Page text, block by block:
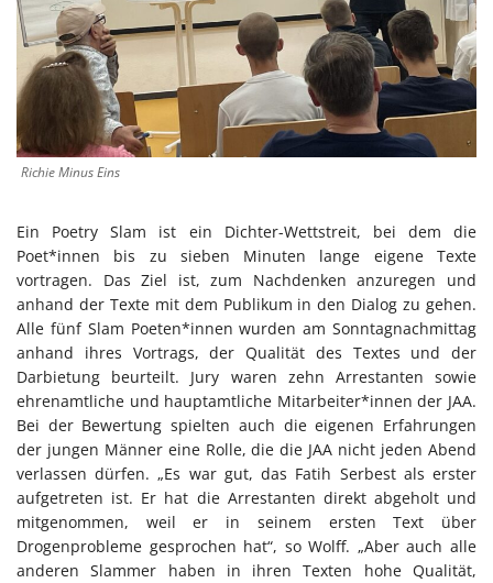
Richie Minus Eins
Ein Poetry Slam ist ein Dichter-Wettstreit, bei dem die
Poet*innen bis zu sieben Minuten lange eigene Texte
vortragen. Das Ziel ist, zum Nachdenken anzuregen und
anhand der Texte mit dem Publikum in den Dialog zu gehen.
Alle fünf Slam Poeten*innen wurden am Sonntagnachmittag
anhand ihres Vortrags, der Qualität des Textes und der
Darbietung beurteilt. Jury waren zehn Arrestanten sowie
ehrenamtliche und hauptamtliche Mitarbeiter*innen der JAA.
Bei der Bewertung spielten auch die eigenen Erfahrungen
der jungen Männer eine Rolle, die die JAA nicht jeden Abend
verlassen dürfen. „Es war gut, das Fatih Serbest als erster
aufgetreten ist. Er hat die Arrestanten direkt abgeholt und
mitgenommen, weil er in seinem ersten Text über
Drogenprobleme gesprochen hat“, so Wolff. „Aber auch alle
anderen Slammer haben in ihren Texten hohe Qualität,